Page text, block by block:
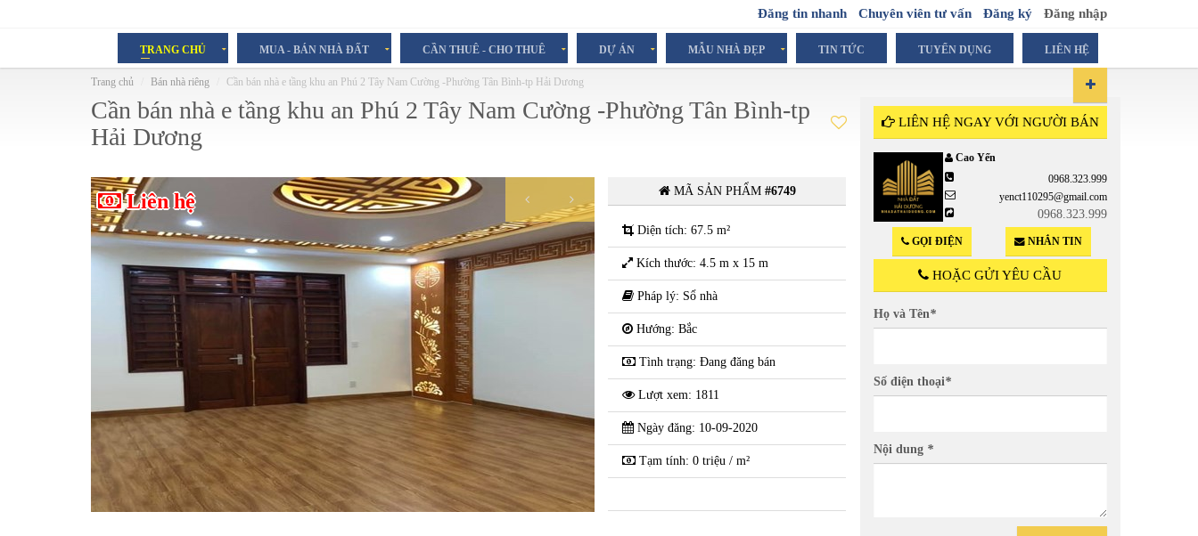
Đăng tin nhanh Chuyên viên tư vấn Đăng ký Đăng nhập
TRANG CHỦ MUA - BÁN NHÀ ĐẤT CẦN THUÊ - CHO THUÊ DỰ ÁN MẪU NHÀ ĐẸP TIN TỨC TUYỂN DỤNG LIÊN HỆ
Trang chủ Bán nhà riêng Cần bán nhà e tầng khu an Phú 2 Tây Nam Cường -Phường Tân Bình-tp Hải Dương
Cần bán nhà e tầng khu an Phú 2 Tây Nam Cường -Phường Tân Bình-tp
Hải Dương
Cần bán nhà e tầng khu an Phú 2 Tây Nam Cường -
Phường Tân Bình-tp Hải Dương
Liên hệ
Cần bán nhà e tầng khu an Phú 2 Tây Nam Cường -
Phường Tân Bình-tp Hải Dương
Liên hệMÃ SẢN PHẨM #6749
Diện tích: 67.5 m²
Kích thước: 4.5 m x 15 m
Pháp lý: Sổ nhà
Hướng: Bắc
Tình trạng: Đang đăng bán
Lượt xem: 1811
Ngày đăng: 10-09-2020
Tạm tính: 0 triệu / m²
LIÊN HỆ NGAY VỚI NGƯỜI BÁN
Cao Yến
0968.323.999
yenct110295@gmail.com
0968.323.999
GỌI ĐIỆN NHẮN TIN
HOẶC GỬI YÊU CẦU
Họ và Tên*
Số điện thoại*
Nội dung *